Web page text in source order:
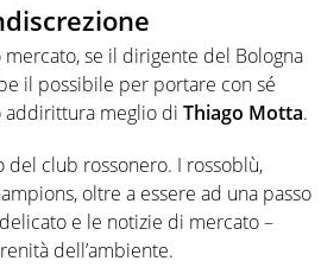
se il dirigente del Bologna
il possibile per portare con sé
addirittura meglio di Thiago Motta.
del club rossonero. I rossoblù,
oltre a essere ad una passo
e le notizie di mercato –
dell’ambiente.